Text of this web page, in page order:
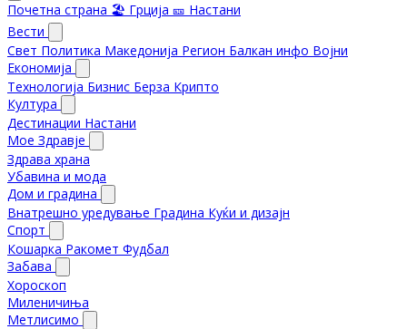
Почетна страна 🏖️ Грција 🎫 Настани
Вести
Свет Политика Македонија Регион Балкан инфо Војни
Економија
Технологија Бизнис Берза Крипто
Култура
Дестинации Настани
Мое Здравје
Здрава храна
Убавина и мода
Дом и градина
Внатрешно уредување Градина Куќи и дизајн
Спорт
Кошарка Ракомет Фудбал
Забава
Хороскоп
Миленичиња
Метлисимо